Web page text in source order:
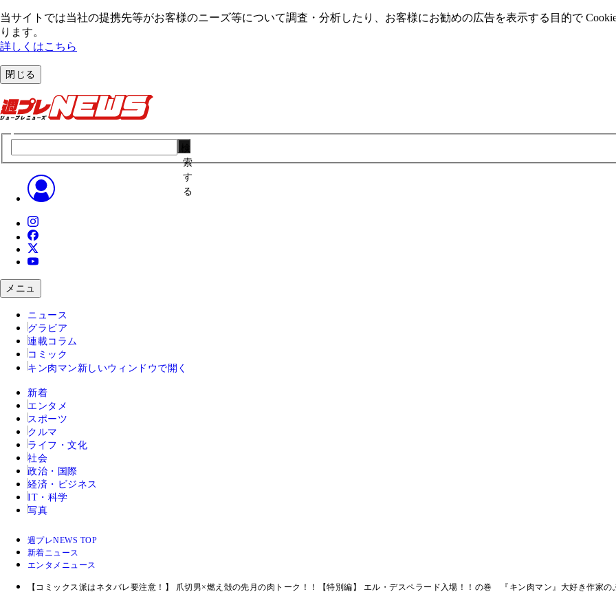
当サイトでは当社の提携先等がお客様のニーズ等について調査・分析したり、お客様にお勧めの広告を表⽰する⽬的で
ります。
詳しくはこちら
閉じる
索
す
る
メニュ
ニュース
グラビア
連載コラム
コミック
キン肉マン 新しいウィンドウで開く
新着
エンタメ
スポーツ
クルマ
ライフ・文化
社会
政治・国際
経済・ビジネス
IT・科学
写真
週プレNEWS TOP
新着ニュース
エンタメニュース
【コミックス派はネタバレ要注意！】 爪切男×燃え殻の先月の肉トーク！！【特別編】 エル・デスペラード入場！！の巻 『キン肉マン』大好き作家の